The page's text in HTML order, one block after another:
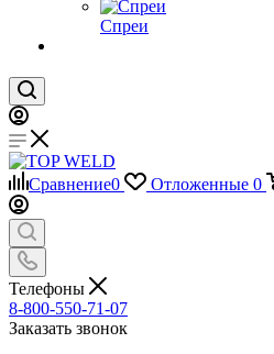
Спреи
Сравнение0 Отложенные 0
Телефоны
8-800-550-71-07
Заказать звонок